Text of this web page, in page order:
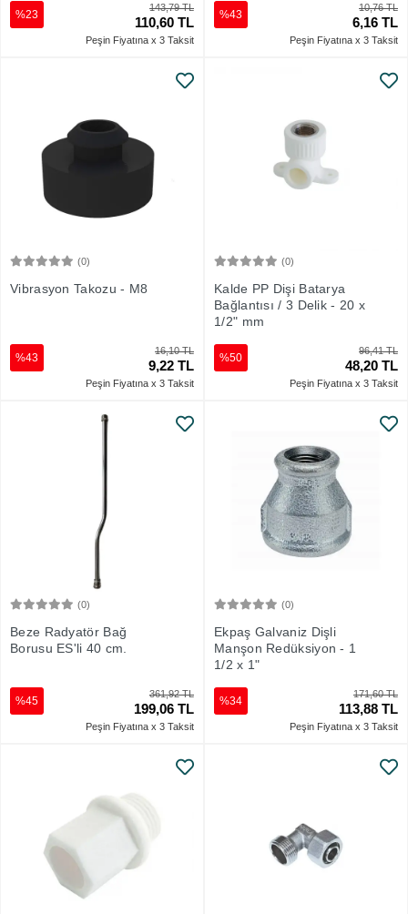
143,79 TL
110,60 TL
%23
Peşin Fiyatına x 3 Taksit
10,76 TL
6,16 TL
%43
Peşin Fiyatına x 3 Taksit
(0)
Vibrasyon Takozu - M8
16,10 TL
9,22 TL
%43
Peşin Fiyatına x 3 Taksit
(0)
Kalde PP Dişi Batarya
Bağlantısı / 3 Delik - 20 x
1/2" mm
96,41 TL
48,20 TL
%50
Peşin Fiyatına x 3 Taksit
(0)
Beze Radyatör Bağ
Borusu ES'li 40 cm.
361,92 TL
199,06 TL
%45
Peşin Fiyatına x 3 Taksit
(0)
Ekpaş Galvaniz Dişli
Manşon Redüksiyon - 1
1/2 x 1"
171,60 TL
113,88 TL
%34
Peşin Fiyatına x 3 Taksit